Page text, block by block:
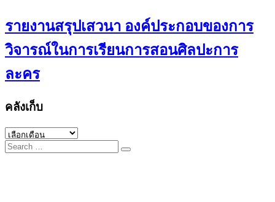
รายงานสรุปเสวนา องค์ประกอบของการ
วิจารณ์ในการเรียนการสอนศิลปะการ
ละคร
คลังเก็บ
คลัง
เก็บ
Search
for: